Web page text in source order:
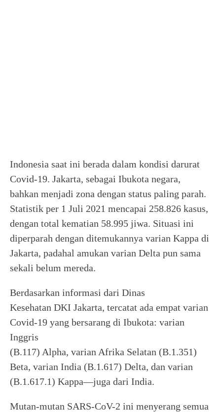
Indonesia saat ini berada dalam kondisi darurat
Covid-19. Jakarta, sebagai Ibukota negara,
bahkan menjadi zona dengan status paling parah.
Statistik per 1 Juli 2021 mencapai 258.826 kasus,
dengan total kematian 58.995 jiwa. Situasi ini
diperparah dengan ditemukannya varian Kappa di
Jakarta, padahal amukan varian Delta pun sama
sekali belum mereda.
Berdasarkan informasi dari Dinas
Kesehatan DKI Jakarta, tercatat ada empat varian
Covid-19 yang bersarang di Ibukota: varian
Inggris
(B.117) Alpha, varian Afrika Selatan (B.1.351)
Beta, varian India (B.1.617) Delta, dan varian
(B.1.617.1) Kappa—juga dari India.
Mutan-mutan SARS-CoV-2 ini menyerang semua